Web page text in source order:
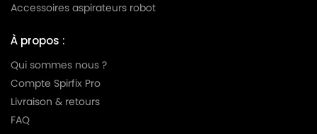
Accessoires aspirateurs robot
À propos :
Qui sommes nous ?
Compte Spirfix Pro
Livraison & retours
FAQ